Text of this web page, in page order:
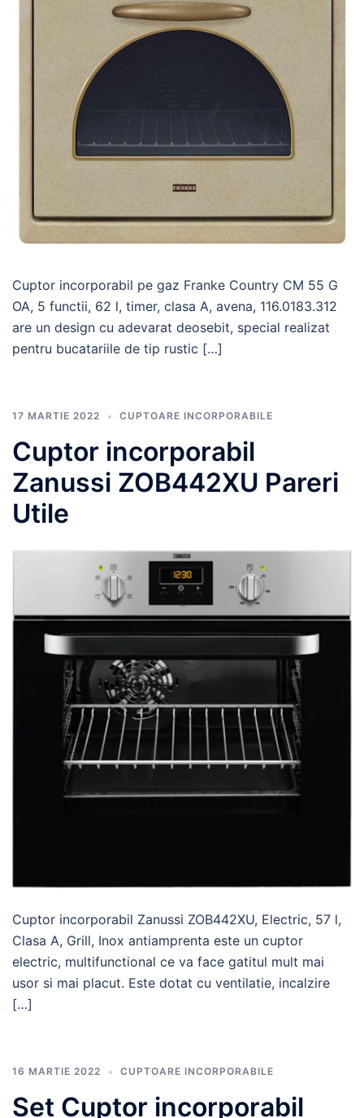
Cuptor incorporabil pe gaz Franke Country CM 55 G
OA, 5 functii, 62 l, timer, clasa A, avena, 116.0183.312
are un design cu adevarat deosebit, special realizat
pentru bucatariile de tip rustic […]
17 MARTIE 2022 CUPTOARE INCORPORABILE
Cuptor incorporabil
Zanussi ZOB442XU Pareri
Utile
Cuptor incorporabil Zanussi ZOB442XU, Electric, 57 l,
Clasa A, Grill, Inox antiamprenta este un cuptor
electric, multifunctional ce va face gatitul mult mai
usor si mai placut. Este dotat cu ventilatie, incalzire
[…]
16 MARTIE 2022 CUPTOARE INCORPORABILE
Set Cuptor incorporabil